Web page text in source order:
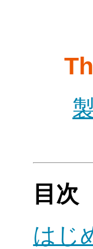
目次
はじ